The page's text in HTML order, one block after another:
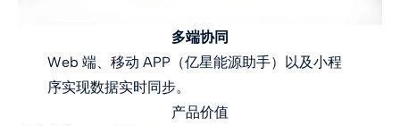
多端协同
Web 端、移动 APP（亿星能源助手）以及小程
序实现数据实时同步。
产品价值